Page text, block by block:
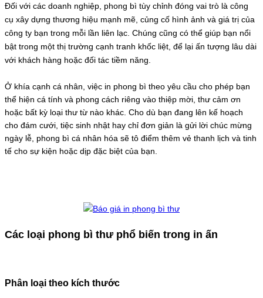
Đối với các doanh nghiệp, phong bì tùy chỉnh đóng vai trò là công
cụ xây dựng thương hiệu mạnh mẽ, củng cố hình ảnh và giá trị của
công ty bạn trong mỗi lần liên lạc. Chúng cũng có thể giúp bạn nổi
bật trong một thị trường cạnh tranh khốc liệt, để lại ấn tượng lâu dài
với khách hàng hoặc đối tác tiềm năng.
Ở khía cạnh cá nhân, việc in phong bì theo yêu cầu cho phép bạn
thể hiện cá tính và phong cách riêng vào thiệp mời, thư cảm ơn
hoặc bất kỳ loại thư từ nào khác. Cho dù bạn đang lên kế hoạch
cho đám cưới, tiệc sinh nhật hay chỉ đơn giản là gửi lời chúc mừng
ngày lễ, phong bì cá nhân hóa sẽ tô điểm thêm vẻ thanh lịch và tinh
tế cho sự kiện hoặc dịp đặc biệt của bạn.
Các loại phong bì thư phổ biến trong in ấn
Phân loại theo kích thước